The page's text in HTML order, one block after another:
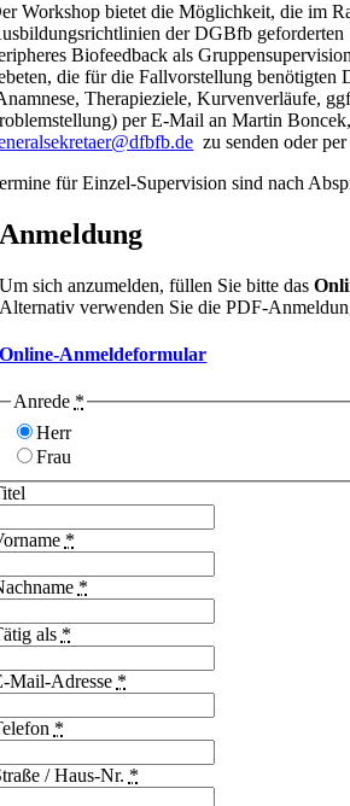
Workshop bietet die Möglichkeit, die im
der DGBfb geforderten
Biofeedback als
die für die Fallvorstellung benötigten
Therapieziele, Kurvenverläufe,
per E-Mail an Martin Boncek,
zu senden oder
für Einzel-Supervision sind nach
Anmeldung
Um sich anzumelden, füllen Sie bitte das
Alternativ verwenden Sie die PDF-
Online-Anmeldeformular
Anrede *
Herr
Frau
*
*
als *
Mail-Adresse *
*
/ Haus-Nr. *